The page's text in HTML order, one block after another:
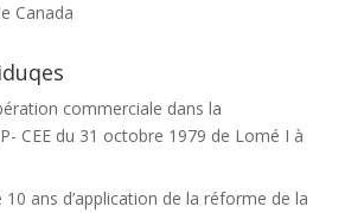
Canada
commerciale dans la
CEE du 31 octobre 1979 de Lomé I à
10 ans d’application de la réforme de la